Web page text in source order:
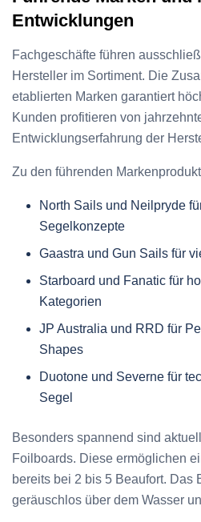
Entwicklungen
Fachgeschäfte führen
Hersteller im Sortiment. Die
etablierten Marken garantiert
Kunden profitieren von
Entwicklungserfahrung der
Zu den führenden
North Sails und Neilpryde
Segelkonzepte
Gaastra und Gun Sails für
Starboard und Fanatic für
Kategorien
JP Australia und RRD für
Shapes
Duotone und Severne für
Segel
Besonders spannend sind
Foilboards. Diese ermöglichen
bereits bei 2 bis 5 Beaufort. Das
geräuschlos über dem Wasser